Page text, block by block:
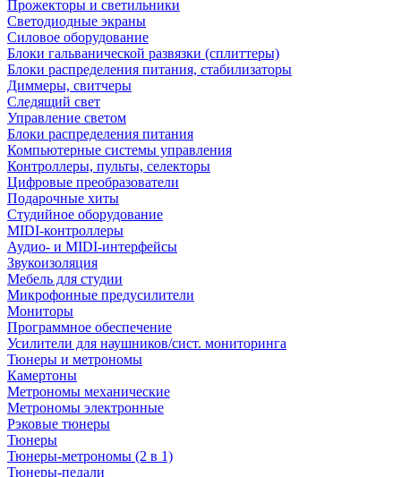
Прожекторы и светильники
Светодиодные экраны
Силовое оборудование
Блоки гальванической развязки (сплиттеры)
Блоки распределения питания, стабилизаторы
Диммеры, свитчеры
Следящий свет
Управление светом
Блоки распределения питания
Компьютерные системы управления
Контроллеры, пульты, селекторы
Цифровые преобразователи
Подарочные хиты
Студийное оборудование
MIDI-контроллеры
Аудио- и MIDI-интерфейсы
Звукоизоляция
Мебель для студии
Микрофонные предусилители
Мониторы
Программное обеспечение
Усилители для наушников/сист. мониторинга
Тюнеры и метрономы
Камертоны
Метрономы механические
Метрономы электронные
Рэковые тюнеры
Тюнеры
Тюнеры-метрономы (2 в 1)
Тюнеры-педали